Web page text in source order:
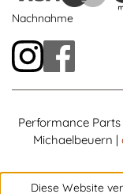
Nachnahme
Performance
Michaelbeuern |
Diese Website